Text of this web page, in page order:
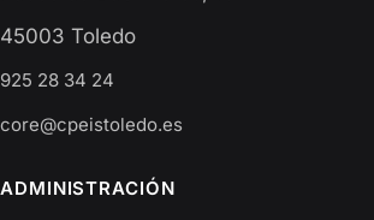
45003 Toledo
925 28 34 24
core@cpeistoledo.es
ADMINISTRACIÓN